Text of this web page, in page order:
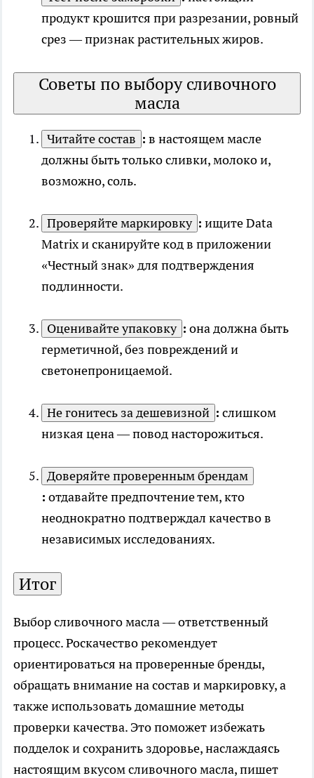
продукт крошится при разрезании, ровный
срез — признак растительных жиров.
Советы по выбору сливочного
масла
Читайте состав : в настоящем масле
должны быть только сливки, молоко и,
возможно, соль.
Проверяйте маркировку : ищите Data
Matrix и сканируйте код в приложении
«Честный знак» для подтверждения
подлинности.
Оценивайте упаковку : она должна быть
герметичной, без повреждений и
светонепроницаемой.
Не гонитесь за дешевизной : слишком
низкая цена — повод насторожиться.
Доверяйте проверенным брендам
: отдавайте предпочтение тем, кто
неоднократно подтверждал качество в
независимых исследованиях.
Итог
Выбор сливочного масла — ответственный
процесс. Роскачество рекомендует
ориентироваться на проверенные бренды,
обращать внимание на состав и маркировку, а
также использовать домашние методы
проверки качества. Это поможет избежать
подделок и сохранить здоровье, наслаждаясь
настоящим вкусом сливочного масла, пишет